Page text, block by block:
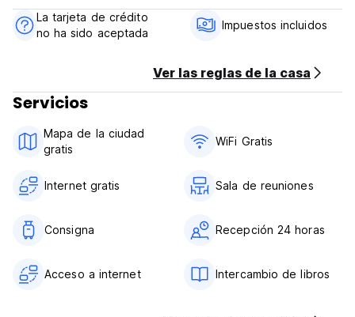
Las políticas y condiciones de Kapsula Hostel:
Política de cancelación: un día antes de la llegada.
Llegada a partir de 15:00.
Recepción 24 horas.
Pago en el momento de llegada por cash, tarjetas de
crédito, tarjetas de débito. El hostal puede autorizar su
Incluido el IVA.
Desayuno no incluido.
Hay una zona de silencio en la cápsula. (Auto-translated
La tarjeta de crédito
no ha sido aceptada
Impuestos incluidos
Ver las reglas de la casa
Servicios
Mapa de la ciudad
gratis
WiFi Gratis
Internet gratis Sala de reuniones
Consigna Recepción 24 horas
Acceso a internet Intercambio de libros